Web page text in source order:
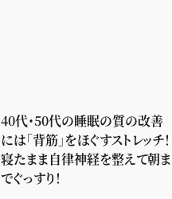
40代・50代の睡眠の質の改善
には「背筋」をほぐすストレッチ！
寝たまま自律神経を整えて朝ま
でぐっすり！